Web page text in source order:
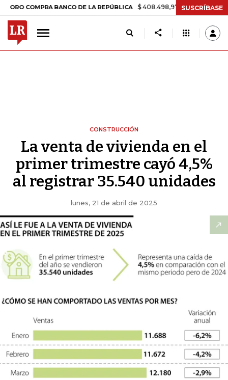
BANCO DE LA REPÚBLICA $ 408.498,97 +$ 8.753,81 +2,19%
SUSCRÍBASE
CONSTRUCCIÓN
La venta de vivienda en el
primer trimestre cayó 4,5%
al registrar 35.540 unidades
lunes, 21 de abril de 2025